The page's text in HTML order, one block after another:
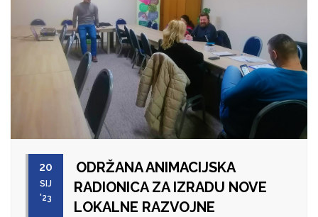
20
SIJ
'23
ODRŽANA ANIMACIJSKA
RADIONICA ZA IZRADU NOVE
LOKALNE RAZVOJNE